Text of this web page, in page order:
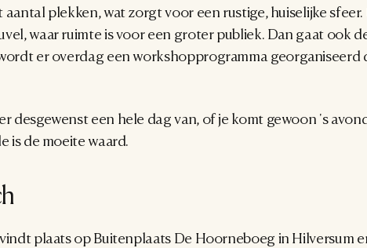
aantal plekken, wat zorgt voor een rustige, huiselijke
waar ruimte is voor een groter publiek. Dan gaat ook
er overdag een workshopprogramma georganiseerd
desgewenst een hele dag van, of je komt gewoon 's
is de moeite waard.
plaats op Buitenplaats De Hoorneboeg in Hilversum